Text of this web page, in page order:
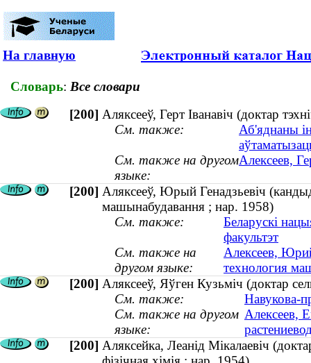
На главную
Словарь: Все словари
[200] Аляксееў, Герт Іванавіч (доктар
См. также:
Аб'яднаны
См. также на другом
языке:
Алексеев,
[200] Аляксееў, Юрый Генадзьевіч
машынабудавання ; нар. 1958)
См. также:
Беларускі
факультэт
См. также на
другом языке:
Алексеев,
технология
[200] Аляксееў, Яўген Кузьміч (доктар
См. также:
Навукова-
См. также на другом
языке:
Алексеев,
[200] Аляксейка, Леанід Мікалаевіч